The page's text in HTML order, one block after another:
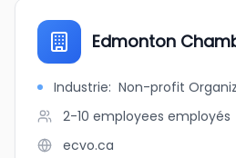
Edmonton
Industrie: Non-profit
2-10 employees employés
ecvo.ca